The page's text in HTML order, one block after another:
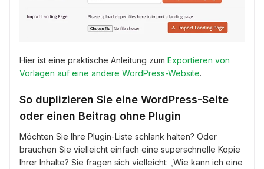
Hier ist eine praktische Anleitung zum Exportieren von
Vorlagen auf eine andere WordPress-Website.
So duplizieren Sie eine WordPress-Seite
oder einen Beitrag ohne Plugin
Möchten Sie Ihre Plugin-Liste schlank halten? Oder
brauchen Sie vielleicht einfach eine superschnelle Kopie
Ihrer Inhalte? Sie fragen sich vielleicht: „Wie kann ich eine